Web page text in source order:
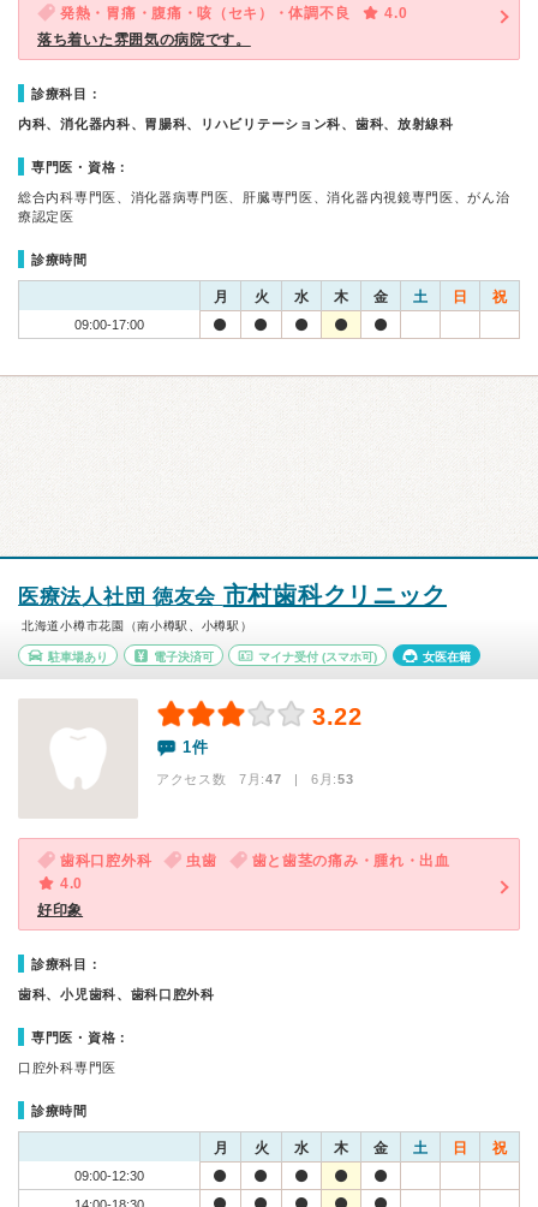
発熱・胃痛・腹痛・咳（セキ）・体調不良
4.0
落ち着いた雰囲気の病院です。
診療科目：
内科、消化器内科、胃腸科、リハビリテーション科、歯科、放射線科
専門医・資格：
総合内科専門医、消化器病専門医、肝臓専門医、消化器内視鏡専門医、がん治
療認定医
診療時間
月 火 水 木 金 土 日 祝
09:00-17:00
医療法人社団 徳友会 市村歯科クリニック
北海道小樽市花園（南小樽駅、小樽駅）
駐車場あり 電子決済可 マイナ受付 (スマホ可) 女医在籍
3.22
1件
アクセス数 7月:47 | 6月:53
歯科口腔外科 虫歯
歯と歯茎の痛み・腫れ・出血
4.0
好印象
診療科目：
歯科、小児歯科、歯科口腔外科
専門医・資格：
口腔外科専門医
診療時間
月 火 水 木 金 土 日 祝
09:00-12:30